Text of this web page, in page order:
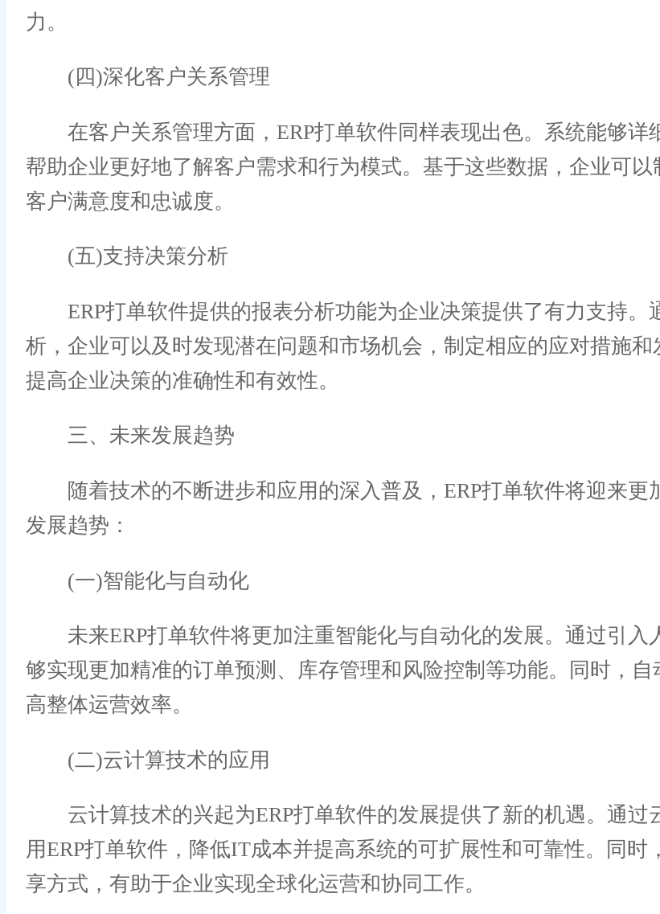
力。
(四)深化客户关系管理
在客户关系管理方面，ERP打单软件同样表现出色。系统能够详
帮助企业更好地了解客户需求和行为模式。基于这些数据，企业可
客户满意度和忠诚度。
(五)支持决策分析
ERP打单软件提供的报表分析功能为企业决策提供了有力支持。
析，企业可以及时发现潜在问题和市场机会，制定相应的应对措施
提高企业决策的准确性和有效性。
三、未来发展趋势
随着技术的不断进步和应用的深入普及，ERP打单软件将迎来更
发展趋势：
(一)智能化与自动化
未来ERP打单软件将更加注重智能化与自动化的发展。通过引入
够实现更加精准的订单预测、库存管理和风险控制等功能。同时，
高整体运营效率。
(二)云计算技术的应用
云计算技术的兴起为ERP打单软件的发展提供了新的机遇。通过
用ERP打单软件，降低IT成本并提高系统的可扩展性和可靠性。同
享方式，有助于企业实现全球化运营和协同工作。